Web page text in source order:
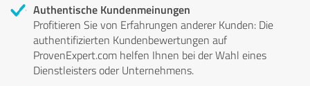
Authentische Kundenmeinungen
Profitieren Sie von Erfahrungen anderer Kunden: Die
authentifizierten Kundenbewertungen auf
ProvenExpert.com helfen Ihnen bei der Wahl eines
Dienstleisters oder Unternehmens.